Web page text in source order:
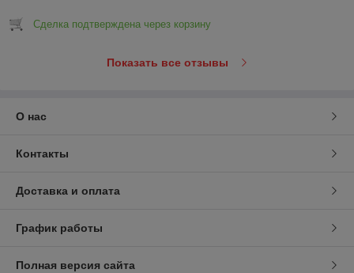
Сделка подтверждена через корзину
Показать все отзывы
О нас
Контакты
Доставка и оплата
График работы
Полная версия сайта